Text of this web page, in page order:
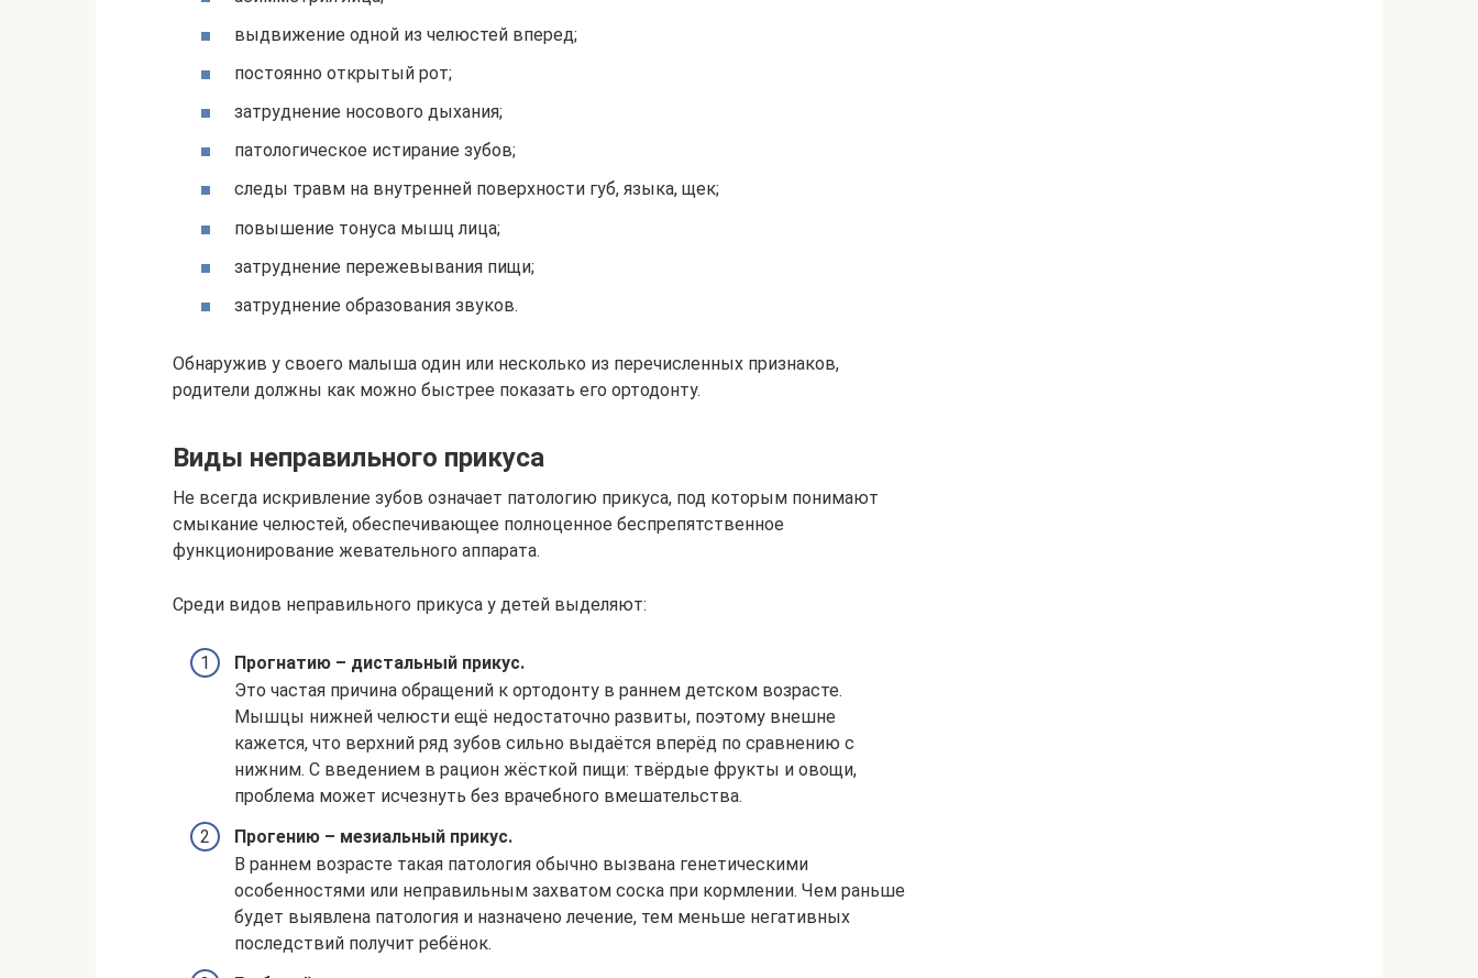
выдвижение одной из челюстей вперед;
постоянно открытый рот;
затруднение носового дыхания;
патологическое истирание зубов;
следы травм на внутренней поверхности губ, языка, щек;
повышение тонуса мышц лица;
затруднение пережевывания пищи;
затруднение образования звуков.
Обнаружив у своего малыша один или несколько из перечисленных признаков,
родители должны как можно быстрее показать его ортодонту.
Виды неправильного прикуса
Не всегда искривление зубов означает патологию прикуса, под которым понимают
смыкание челюстей, обеспечивающее полноценное беспрепятственное
функционирование жевательного аппарата.
Среди видов неправильного прикуса у детей выделяют:
Прогнатию – дистальный прикус.
Это частая причина обращений к ортодонту в раннем детском возрасте.
Мышцы нижней челюсти ещё недостаточно развиты, поэтому внешне
кажется, что верхний ряд зубов сильно выдаётся вперёд по сравнению с
нижним. С введением в рацион жёсткой пищи: твёрдые фрукты и овощи,
проблема может исчезнуть без врачебного вмешательства.
Прогению – мезиальный прикус.
В раннем возрасте такая патология обычно вызвана генетическими
особенностями или неправильным захватом соска при кормлении. Чем раньше
будет выявлена патология и назначено лечение, тем меньше негативных
последствий получит ребёнок.